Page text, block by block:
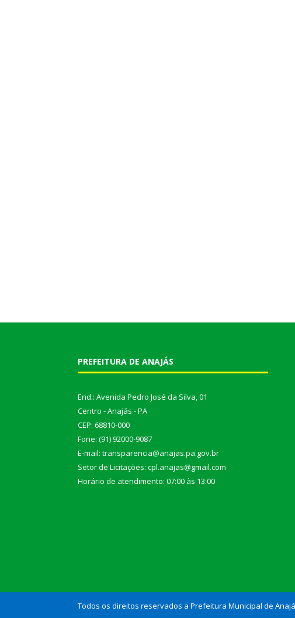
PREFEITURA DE ANAJÁS
End.: Avenida Pedro José da Silva, 01
Centro - Anajás - PA
CEP: 68810-000
Fone: (91) 92000-9087
E-mail: transparencia@anajas.pa.gov.br
Setor de Licitações: cpl.anajas@gmail.com
Horário de atendimento: 07:00 às 13:00
Todos os direitos reservados a Prefeitura Municipal de